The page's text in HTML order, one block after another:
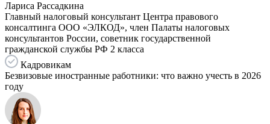
Лариса Рассадкина
Главный налоговый консультант Центра правового
консалтинга ООО «ЭЛКОД», член Палаты налоговых
консультантов России, советник государственной
гражданской службы РФ 2 класса
Кадровикам
Безвизовые иностранные работники: что важно учесть в 2026
году